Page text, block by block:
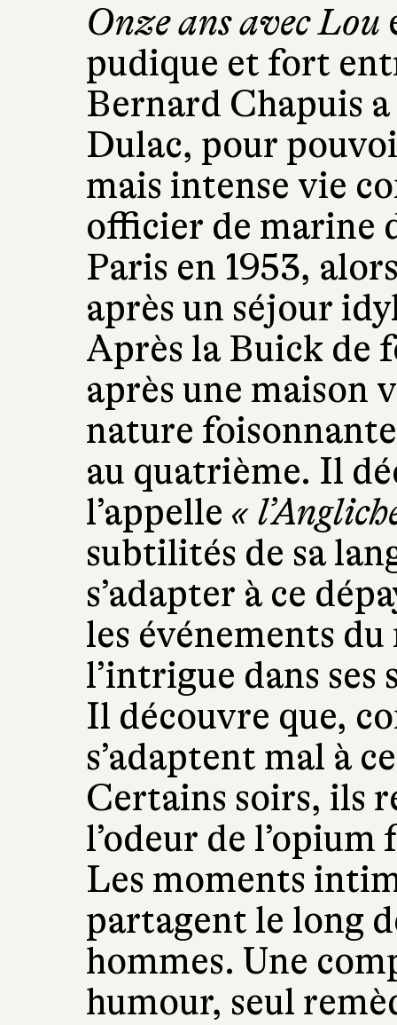
Onze ans avec Lou
pudique et fort
Bernard Chapuis
Dulac, pour
mais intense vie
officier de marine
Paris en 1953,
après un séjour
Après la Buick de
après une maison
nature
au quatrième. Il
l’appelle «
subtilités de sa
s’adapter à ce
les événements
l’intrigue dans ses
Il découvre que,
s’adaptent mal à
Certains soirs, ils
l’odeur de
Les moments
partagent le long
hommes. Une
humour, seul